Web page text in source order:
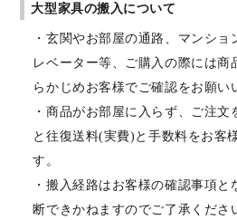
大型家具の搬入について
・玄関やお部屋の通路、マンショ
レベーター等、ご購入の際には商
らかじめお客様でご確認をお願い
・商品がお部屋に入らず、ご注文
と往復送料(実費)と手数料をお客
す。
・搬入経路はお客様の確認事項と
断できかねますのでご了承くださ